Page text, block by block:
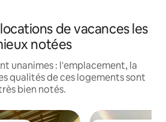
de vacances les
notées
unanimes : l'emplacement, la
qualités de ces logements sont
bien notés.